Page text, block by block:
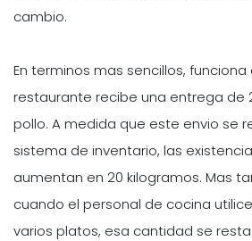
cambio.
En terminos mas sencillos,
restaurante recibe una entrega de
pollo. A medida que este envio se
sistema de inventario, las
aumentan en 20 kilogramos. Mas
cuando el personal de cocina
varios platos, esa cantidad se